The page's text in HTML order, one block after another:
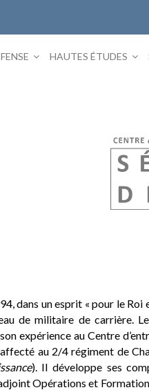
HAUTES ÉTUDES
dans un esprit « pour le
de militaire de carrière.
expérience au Centre
au 2/4 régiment de
). Il développe ses
Opérations et